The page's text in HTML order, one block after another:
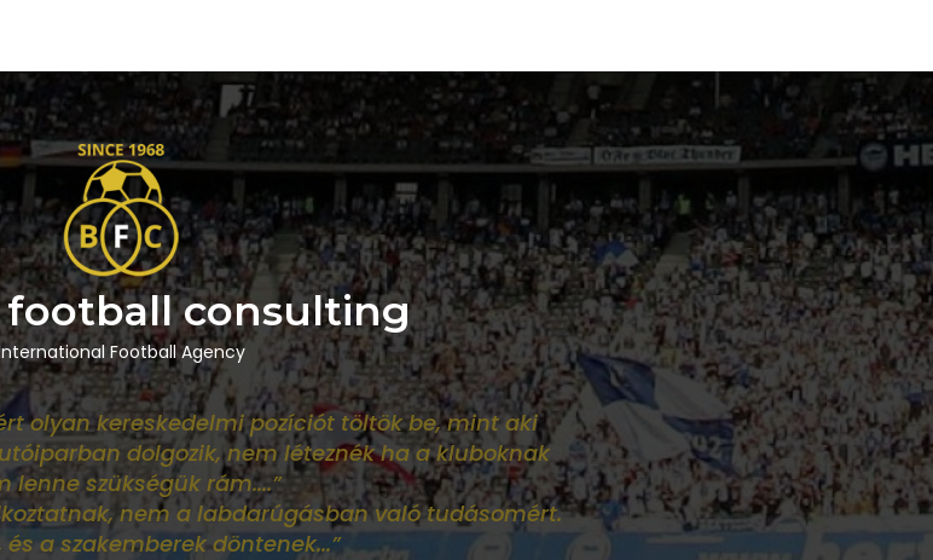
consulting
Football Agency
olyan kereskedelmi pozíciót töltök be, mint aki
dolgozik, nem léteznék ha a kluboknak
lenne szükségük rám....”
nem a labdarúgásban való tudásomért.
és a szakemberek döntenek...”